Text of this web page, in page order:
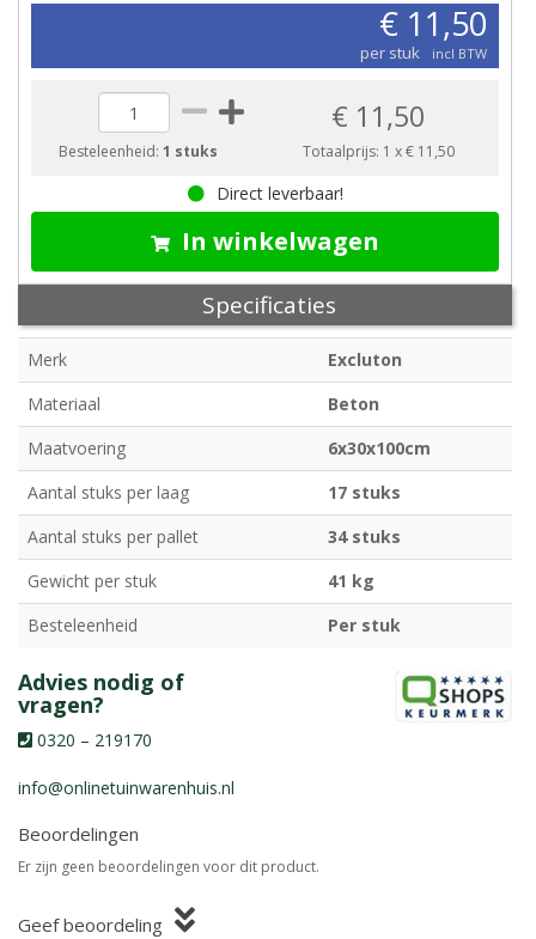
€ 11,50
per stuk incl BTW
Besteleenheid:1 stuks
€ 11,50
Totaalprijs: 1 x€ 11,50
Direct leverbaar!
In winkelwagen
Specificaties
Merk
Excluton
Materiaal
Beton
Maatvoering
6x30x100cm
Aantal stuks per laag
17 stuks
Aantal stuks per pallet
34 stuks
Gewicht per stuk
41 kg
Besteleenheid
Per stuk
Advies nodig of
vragen?
0320 – 219170
info@onlinetuinwarenhuis.nl
Beoordelingen
Er zijn geen beoordelingen voor dit product.
Geef beoordeling